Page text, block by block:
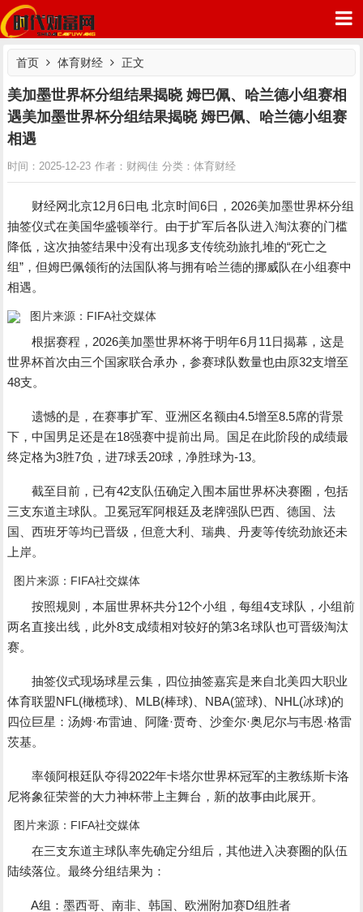
时代财富网
首页 体育财经 正文
美加墨世界杯分组结果揭晓 姆巴佩、哈兰德小组赛相
遇美加墨世界杯分组结果揭晓 姆巴佩、哈兰德小组赛
相遇
时间：2025-12-23 作者：财阀佳 分类：体育财经
财经网北京12月6日电 北京时间6日，2026美加墨世界杯分组
抽签仪式在美国华盛顿举行。由于扩军后各队进入淘汰赛的门槛
降低，这次抽签结果中没有出现多支传统劲旅扎堆的“死亡之
组”，但姆巴佩领衔的法国队将与拥有哈兰德的挪威队在小组赛中
相遇。
图片来源：FIFA社交媒体
根据赛程，2026美加墨世界杯将于明年6月11日揭幕，这是
世界杯首次由三个国家联合承办，参赛球队数量也由原32支增至
48支。
遗憾的是，在赛事扩军、亚洲区名额由4.5增至8.5席的背景
下，中国男足还是在18强赛中提前出局。国足在此阶段的成绩最
终定格为3胜7负，进7球丢20球，净胜球为-13。
截至目前，已有42支队伍确定入围本届世界杯决赛圈，包括
三支东道主球队。卫冕冠军阿根廷及老牌强队巴西、德国、法
国、西班牙等均已晋级，但意大利、瑞典、丹麦等传统劲旅还未
上岸。
图片来源：FIFA社交媒体
按照规则，本届世界杯共分12个小组，每组4支球队，小组前
两名直接出线，此外8支成绩相对较好的第3名球队也可晋级淘汰
赛。
抽签仪式现场球星云集，四位抽签嘉宾是来自北美四大职业
体育联盟NFL(橄榄球)、MLB(棒球)、NBA(篮球)、NHL(冰球)的
四位巨星：汤姆·布雷迪、阿隆·贾奇、沙奎尔·奥尼尔与韦恩·格雷
茨基。
率领阿根廷队夺得2022年卡塔尔世界杯冠军的主教练斯卡洛
尼将象征荣誉的大力神杯带上主舞台，新的故事由此展开。
图片来源：FIFA社交媒体
在三支东道主球队率先确定分组后，其他进入决赛圈的队伍
陆续落位。最终分组结果为：
A组：墨西哥、南非、韩国、欧洲附加赛D组胜者